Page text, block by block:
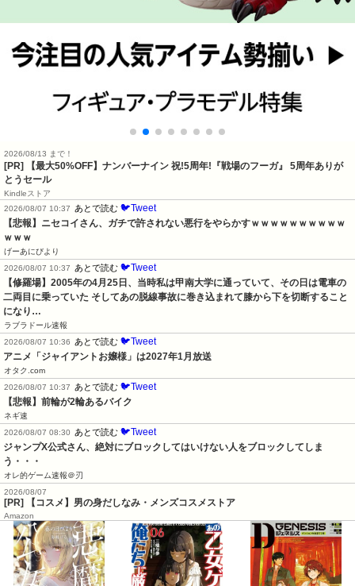
2026/08/13 まで！
[PR] 【最大50%OFF】ナンバーナイン 祝!5周年!『戦場のフーガ』 5周年ありが
とうセール
Kindleストア
2026/08/07 10:37
あとで読む 🐦Tweet
【悲報】ニセコイさん、ガチで許されない悪行をやらかすｗｗｗｗｗｗｗｗｗｗ
ｗｗｗ
げーあにびより
2026/08/07 10:37
あとで読む 🐦Tweet
【修羅場】2005年の4月25日、当時私は甲南大学に通っていて、その日は電車の
二両目に乗っていた そしてあの脱線事故に巻き込まれて膝から下を切断すること
になり…
ラブラドール速報
2026/08/07 10:36
あとで読む 🐦Tweet
アニメ「ジャイアントお嬢様」は2027年1月放送
オタク.com
2026/08/07 10:37
あとで読む 🐦Tweet
【悲報】前輪が2輪あるバイク
ネギ速
2026/08/07 08:30
あとで読む 🐦Tweet
ジャンプX公式さん、絶対にブロックしてはいけない人をブロックしてしま
う・・・
オレ的ゲーム速報＠刃
2026/08/07
[PR] 【コスメ】男の身だしなみ・メンズコスメストア
Amazon